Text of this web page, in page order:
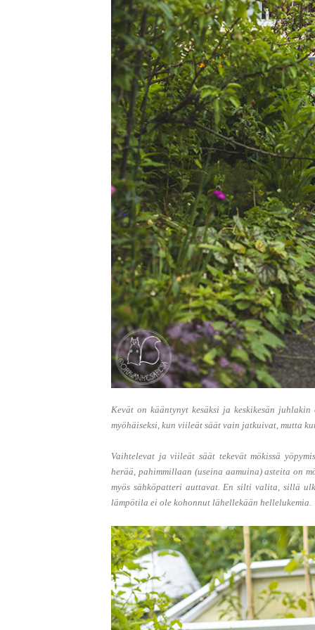
Kevät on kääntynyt kesäksi ja keskikesän
myöhäiseksi, kun viileät säät vain jatkuivat, mutta
Vaihtelevat ja viileät säät tekevät mökissä
herää, pahimmillaan (useina aamuina) asteita on
myös sähköpatteri auttavat. En silti valita, sillä
lämpötila ei ole kohonnut lähellekään hellelukemia.